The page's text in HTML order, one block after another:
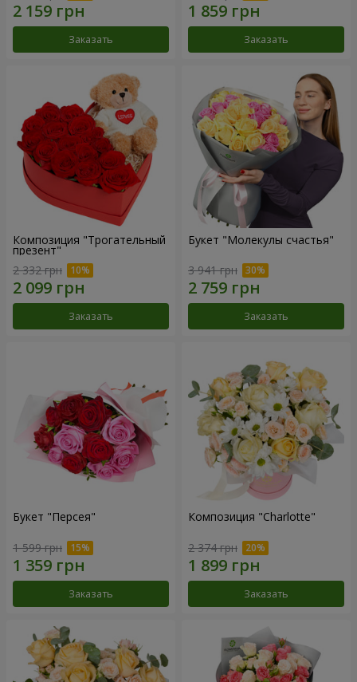
Заказать Заказать
Композиция "Трогательный
презент"
2 332 грн
Заказать
Букет "Молекулы счастья"
3 941 грн
Заказать
Букет "Персея"
1 599 грн
Заказать
Композиция "Charlotte"
2 374 грн
Заказать